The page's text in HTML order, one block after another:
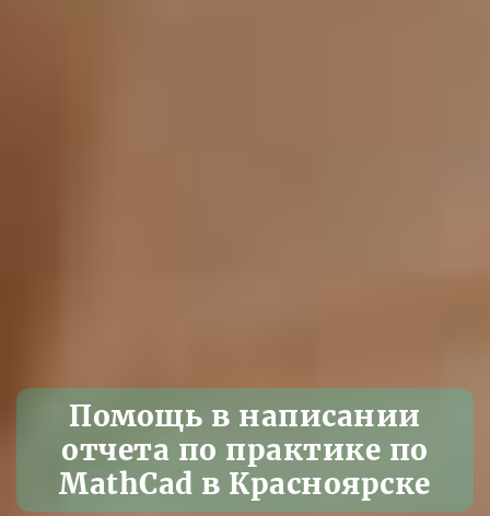
Помощь в написании
отчета по практике по
MathCad в Красноярске